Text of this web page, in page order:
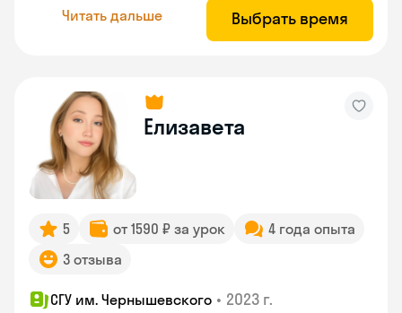
Читать дальше Выбрать время
Елизавета
5 от 1590 ₽ за урок
4 года опыта
3 отзыва
СГУ им. Чернышевского • 2023 г.